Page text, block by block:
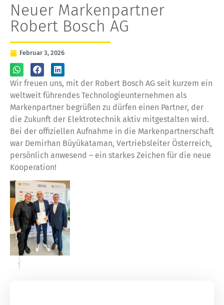
Neuer Markenpartner
Robert Bosch AG
Februar 3, 2026
Wir freuen uns, mit der Robert Bosch AG seit kurzem ein
weltweit führendes Technologieunternehmen als
Markenpartner begrüßen zu dürfen einen Partner, der
die Zukunft der Elektrotechnik aktiv mitgestalten wird.
Bei der offiziellen Aufnahme in die Markenpartnerschaft
war Demirhan Büyükataman, Vertriebsleiter Österreich,
persönlich anwesend – ein starkes Zeichen für die neue
Kooperation!